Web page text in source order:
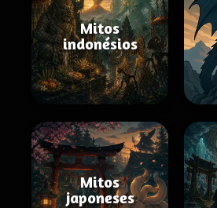
Mitos
indonésios
Mitos
japoneses